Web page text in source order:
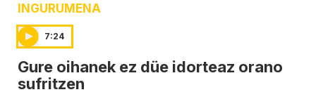
INGURUMENA
7:24
Gure oihanek ez düe idorteaz orano
sufritzen